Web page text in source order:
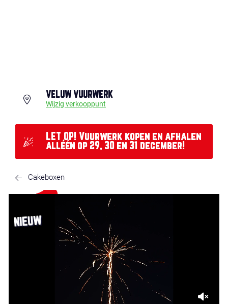
VELUW VUURWERK
Wijzig verkooppunt
LET OP! Vuurwerk kopen en afhalen
alléén op 29, 30 en 31 december!
Cakeboxen
NIEUW